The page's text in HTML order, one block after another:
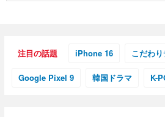
注目の話題 iPhone 16 こだわ
Google Pixel 9 韓国ドラマ K-